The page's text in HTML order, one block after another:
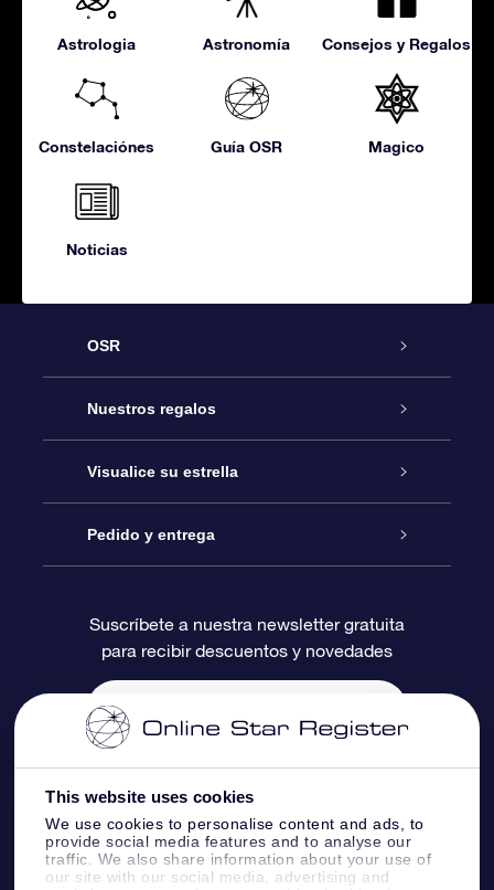
This website uses cookies
We use cookies to personalise content and ads, to
provide social media features and to analyse our
traffic. We also share information about your use of
our site with our social media, advertising and
Astrologia Astronomía Consejos y Regalos
Constelaciónes Guía OSR Magico
Noticias
OSR
Atención
Contáctanos
Blog
Reseñas
Nuestros regalos
Regalo Estrella Online
Paquete de Regalo OSR
Tarjeta de Regalo OSR
Regalos empresariales
Visualice su estrella
Registro estelar
Página de Estrella Personalizada
Un Millón de Estrellas
Aplicación de RV Llévame a las estrellas
Pedido y entrega
Información de Pago
Información de Envío
Constelaciones
Suscríbete a nuestra newsletter gratuita
para recibir descuentos y novedades